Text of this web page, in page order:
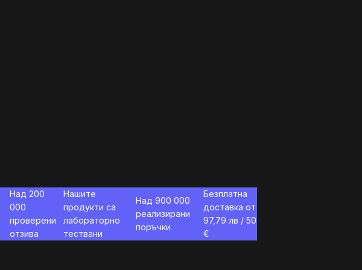
Над 200
000
проверени
отзива
Нашите
продукти са
лабораторно
тествани
Над 900 000
реализирани
поръчки
Безплатна
доставка от
97,79 лв / 50
€